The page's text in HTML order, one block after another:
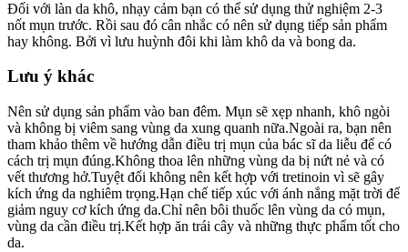
Đối với làn da khô, nhạy cảm bạn có thể sử dụng thử nghiệm 2-3
nốt mụn trước. Rồi sau đó cân nhắc có nên sử dụng tiếp sản phẩm
hay không. Bởi vì lưu huỳnh đôi khi làm khô da và bong da.
Lưu ý khác
Nên sử dụng sản phẩm vào ban đêm. Mụn sẽ xẹp nhanh, khô ngòi
và không bị viêm sang vùng da xung quanh nữa.Ngoài ra, bạn nên
tham khảo thêm về hướng dẫn điều trị mụn của bác sĩ da liễu để có
cách trị mụn đúng.Không thoa lên những vùng da bị nứt nẻ và có
vết thương hở.Tuyệt đối không nên kết hợp với tretinoin vì sẽ gây
kích ứng da nghiêm trọng.Hạn chế tiếp xúc với ánh nắng mặt trời để
giảm nguy cơ kích ứng da.Chỉ nên bôi thuốc lên vùng da có mụn,
vùng da cần điều trị.Kết hợp ăn trái cây và những thực phẩm tốt cho
da.